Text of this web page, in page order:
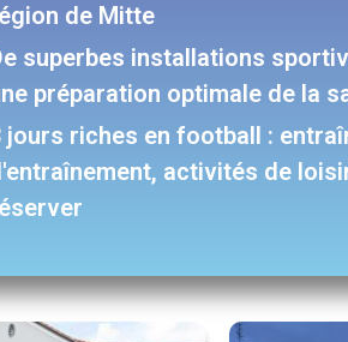
de Mitte
superbes installations
préparation optimale de la
jours riches en football :
activités de